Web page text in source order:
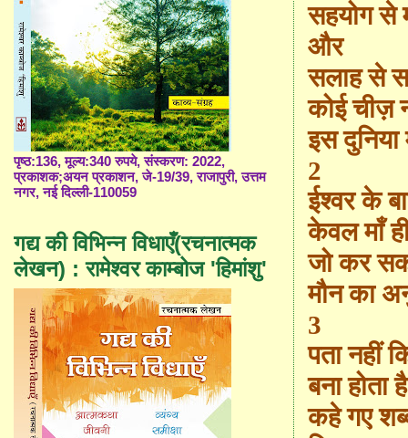
सहयोग से
और
सलाह से
कोई चीज़
इस
2
ईश्वर के
केवल माँ ही
जो कर
मौन का
3
पता नहीं
बना होता
कहे गए
पृष्ठ:136, मूल्य:340 रुपये, संस्करण: 2022,
प्रकाशक;अयन प्रकाशन, जे-19/39, राजापुरी, उत्तम
नगर, नई दिल्ली-110059
गद्य की विभिन्न विधाएँ(रचनात्मक
लेखन) : रामेश्वर काम्बोज 'हिमांशु'